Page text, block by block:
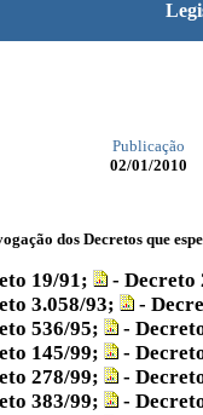
Publicação
02/01/2010
dos Decretos que
19/91;
-
3.058/93;
-
536/95;
-
145/99;
-
278/99;
-
383/99;
-